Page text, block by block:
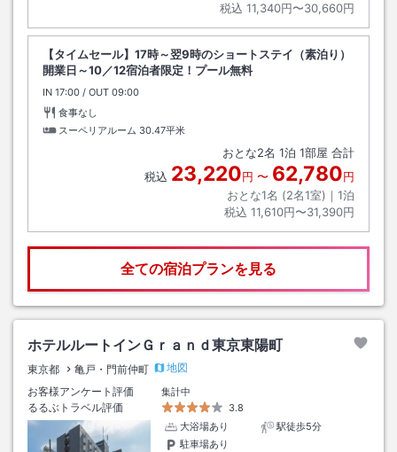
税込 11,340円〜30,660円
【タイムセール】17時～翌9時のショートステイ（素泊り）
開業日～10／12宿泊者限定！プール無料
IN チェックイン
17:00 / OUT チェックアウト
09:00
食事なし
スーペリアルーム 30.47平米
おとな2名 1泊 1部屋 合計
税込 23,220円 〜 62,780円
おとな1名 (2名1室)｜ 1泊
税込 11,610円〜31,390円
全ての宿泊プランを見る
ホテルルートインＧｒａｎｄ東京東陽町
東京都 亀戸・門前仲町
地図
お客様アンケート評価
集計中
るるぶトラベル評価
3.8
大浴場あり
駅徒歩5分
駐車場あり